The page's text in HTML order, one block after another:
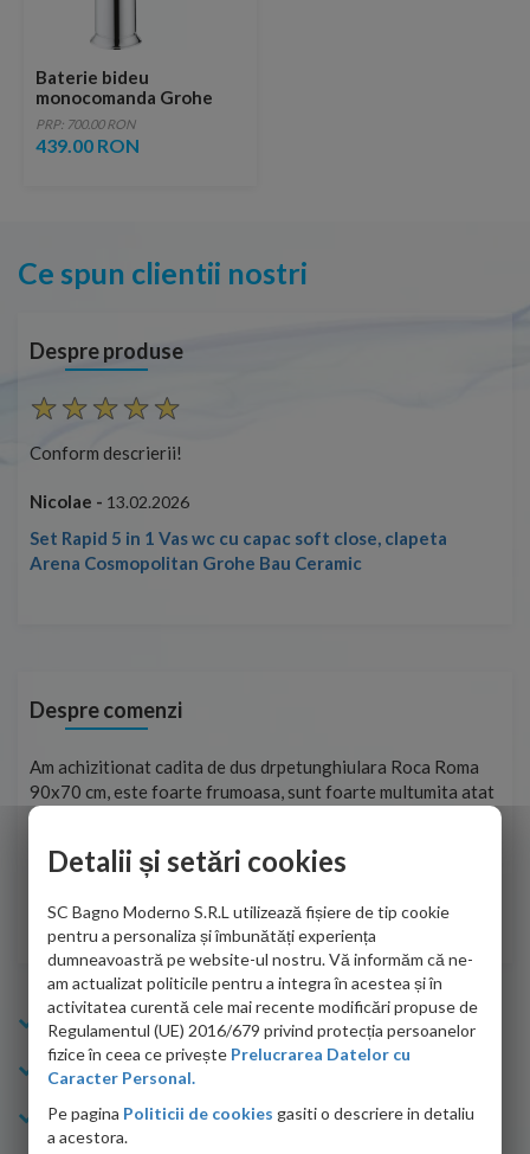
Baterie bideu
monocomanda Grohe
Start crom lucios
PRP: 700.00 RON
439.00 RON
Ce spun clientii nostri
Despre produse
Conform descrierii!
Nicolae - 13.02.2026
Set Rapid 5 in 1 Vas wc cu capac soft close, clapeta
Arena Cosmopolitan Grohe Bau Ceramic
Despre comenzi
Am achizitionat cadita de dus drpetunghiulara Roca Roma
90x70 cm, este foarte frumoasa, sunt foarte multumita atat
de personalul firmei dvs. cu care am colaborat in obtinerea
adus coletul in siguranta.Numai bine, va doresc!
Sofrone Viviana -28.07.2026
Info Bagno
Cumparaturi
Suport clienti
Detalii și setări cookies
SC Bagno Moderno S.R.L utilizează fișiere de tip cookie
pentru a personaliza și îmbunătăți experiența
dumneavoastră pe website-ul nostru. Vă informăm că ne-
am actualizat politicile pentru a integra în acestea și în
activitatea curentă cele mai recente modificări propuse de
Regulamentul (UE) 2016/679 privind protecția persoanelor
fizice în ceea ce privește Prelucrarea Datelor cu
Caracter Personal.
Pe pagina Politicii de cookies gasiti o descriere in detaliu
a acestora.